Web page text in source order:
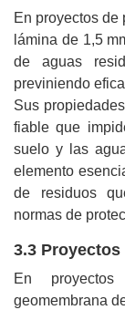
En proyectos
lámina de 1,5
de aguas
previniendo
Sus
fiable que
suelo y las
elemento
de residuos
normas de
3.3
En
geomembrana